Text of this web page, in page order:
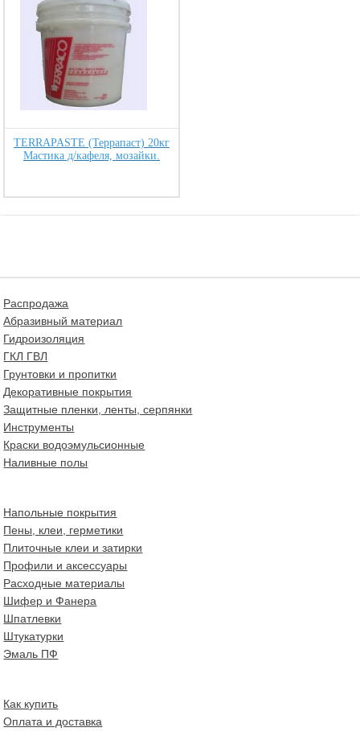
TERRAPASTE (Террапаст) 20кг
Мастика д/кафеля, мозайки.
Распродажа
Абразивный материал
Гидроизоляция
ГКЛ ГВЛ
Грунтовки и пропитки
Декоративные покрытия
Защитные пленки, ленты, серпянки
Инструменты
Краски водоэмульсионные
Наливные полы
Напольные покрытия
Пены, клеи, герметики
Плиточные клеи и затирки
Профили и аксессуары
Расходные материалы
Шифер и Фанера
Шпатлевки
Штукатурки
Эмаль ПФ
Как купить
Оплата и доставка